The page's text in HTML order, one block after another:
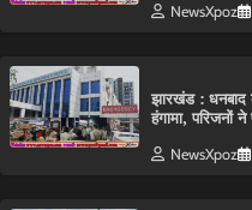
NewsXpoz
झारखंड : धनबाद
हंगामा, परिजनों
NewsXpoz